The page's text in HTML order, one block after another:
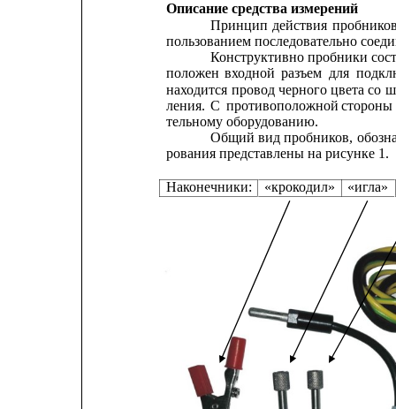
Описание средства измерений
Принцип действия
пользованием последовательно
Конструктивно пробники
положен входной разъем для
находится провод черного цвета со
ления. С противоположной стороны
тельному оборудованию.
Общий вид пробников,
рования представлены на рисунке 1.
Наконечники: «крокодил» «игла»